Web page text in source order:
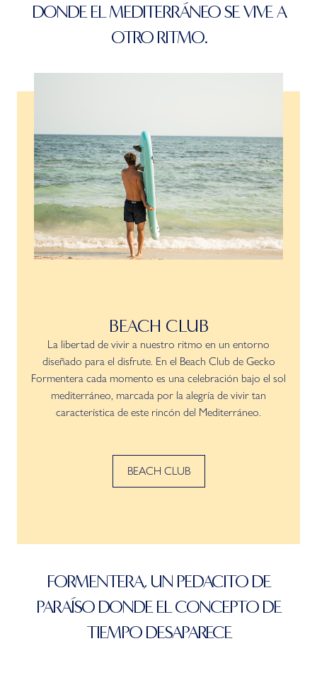
DONDE EL MEDITERRÁNEO SE VIVE A
OTRO RITMO.
BEACH CLUB
La libertad de vivir a nuestro ritmo en un entorno
diseñado para el disfrute. En el Beach Club de Gecko
Formentera cada momento es una celebración bajo el sol
mediterráneo, marcada por la alegría de vivir tan
característica de este rincón del Mediterráneo.
BEACH CLUB
FORMENTERA, UN PEDACITO DE
PARAÍSO DONDE EL CONCEPTO DE
TIEMPO DESAPARECE